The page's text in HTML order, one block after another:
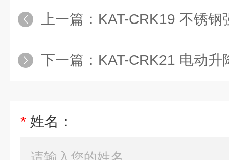
上一篇： KAT-CRK19 不锈钢强力双抽风存放两用
下一篇： KAT-CRK21 电动升降不锈钢环保
* 姓名：